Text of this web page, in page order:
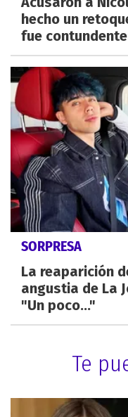
hecho un
fue
SORPRESA
La reaparición
angustia de La
"Un poco..."
Te